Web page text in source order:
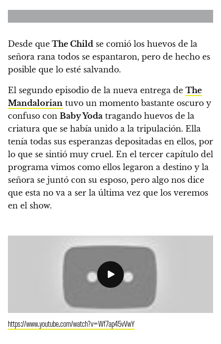
Desde que The Child se comió los huevos de la
señora rana todos se espantaron, pero de hecho es
posible que lo esté salvando.
El segundo episodio de la nueva entrega de The
Mandalorian tuvo un momento bastante oscuro y
confuso con Baby Yoda tragando huevos de la
criatura que se había unido a la tripulación. Ella
tenía todas sus esperanzas depositadas en ellos, por
lo que se sintió muy cruel. En el tercer capítulo del
programa vimos como ellos legaron a destino y la
señora se juntó con su esposo, pero algo nos dice
que esta no va a ser la última vez que los veremos
en el show.
https://www.youtube.com/watch?v=Wf7ap45vVwY